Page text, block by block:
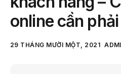
Thông tin thuế
Về chúng tôi
online cần
29 THÁNG MƯỜI MỘT, 2021